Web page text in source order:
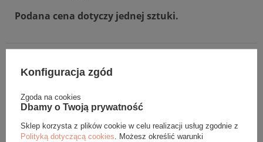
Podana cena dotyczy jednej sztuki.
GWARANCJA
Konfiguracja zgód
Zgoda na cookies
Dbamy o Twoją prywatność
Sklep korzysta z plików cookie w celu realizacji usług zgodnie z
Polityką dotyczącą cookies . Możesz określić warunki